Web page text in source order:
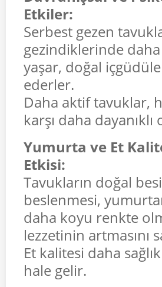
Etkiler:
Serbest gezen
gezindiklerinde
yaşar, doğal
ederler.
Daha aktif tavuklar,
karşı daha dayanıklı
Yumurta ve Et
Etkisi:
Tavukların doğal
beslenmesi,
daha koyu renkte
lezzetinin artmasını
Et kalitesi daha
hale gelir.